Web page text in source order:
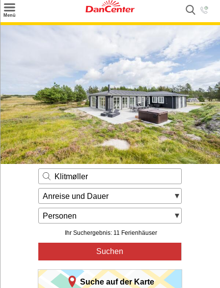
Menü
Angebote
Inspiration
Kontakt
Gut zu wissen
Login
Klitmøller
Anreise und Dauer
Personen
Ihr Suchergebnis: 11 Ferienhäuser
Suchen
Suche auf der Karte